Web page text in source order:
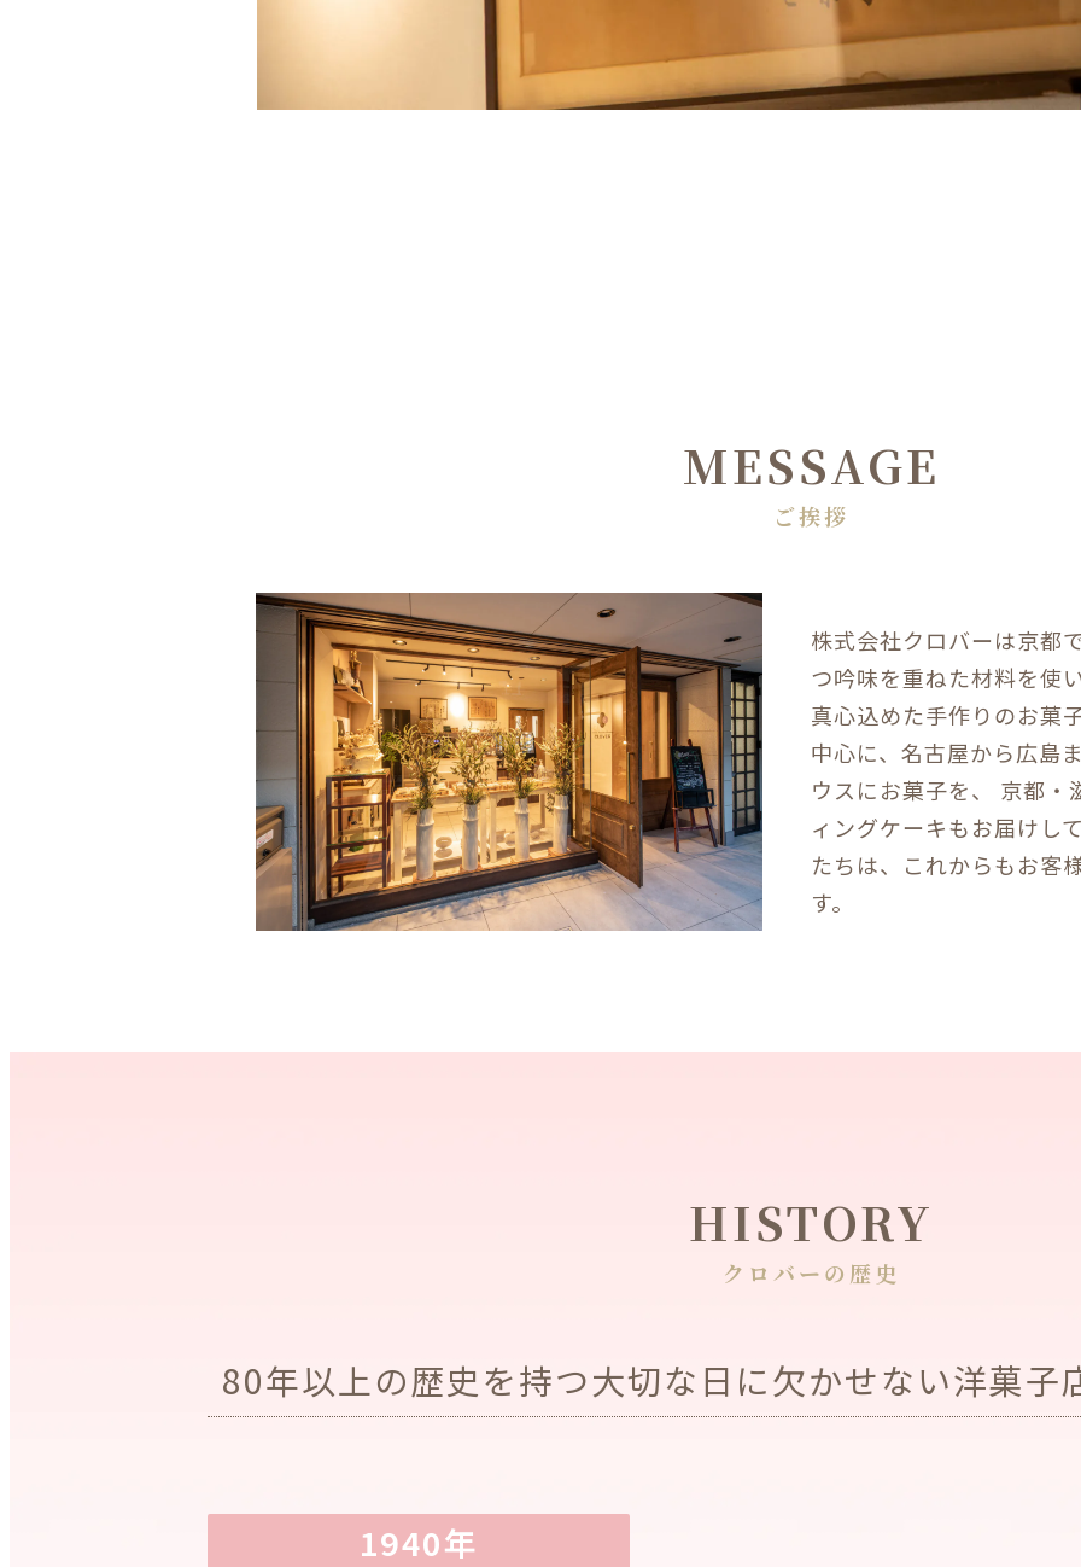
ご挨拶
MESSAGE
株式会社クロバーは京都
つ吟味を重ねた材料を使
真心込めた手作りのお菓
中心に、名古屋から広島
ウスにお菓子を、 京都
ィングケーキもお届けし
たちは、これからもお客
す。
クロバーの歴史
HISTORY
80年以上の歴史を持つ大切な日に欠かせない洋菓子
1940年